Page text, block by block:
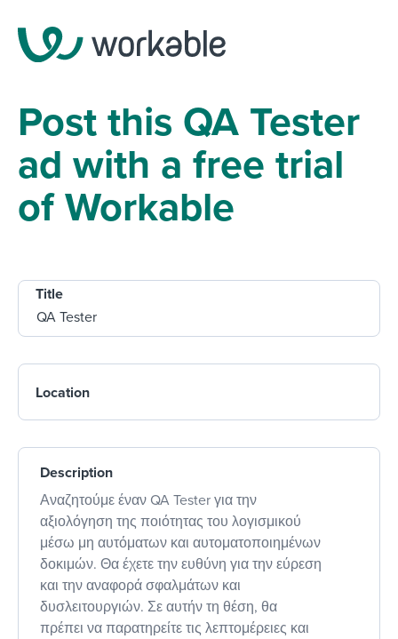
Post this QA Tester
ad with a free trial
of Workable
Title
Location
Description
Αναζητούμε έναν QA Tester για την
αξιολόγηση της ποιότητας του λογισμικού
μέσω μη αυτόματων και αυτοματοποιημένων
δοκιμών. Θα έχετε την ευθύνη για την εύρεση
και την αναφορά σφαλμάτων και
δυσλειτουργιών. Σε αυτήν τη θέση, θα
πρέπει να παρατηρείτε τις λεπτομέρειες και